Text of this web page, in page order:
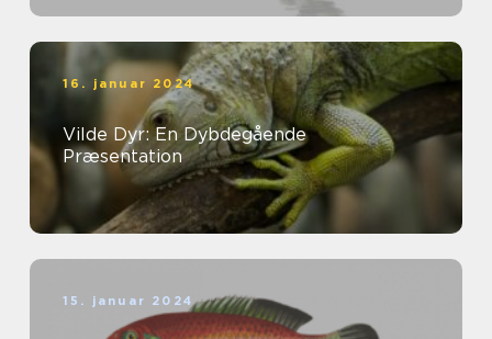
16. januar 2024
Vilde Dyr: En Dybdegående
Præsentation
15. januar 2024